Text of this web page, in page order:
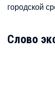
городской
Слово